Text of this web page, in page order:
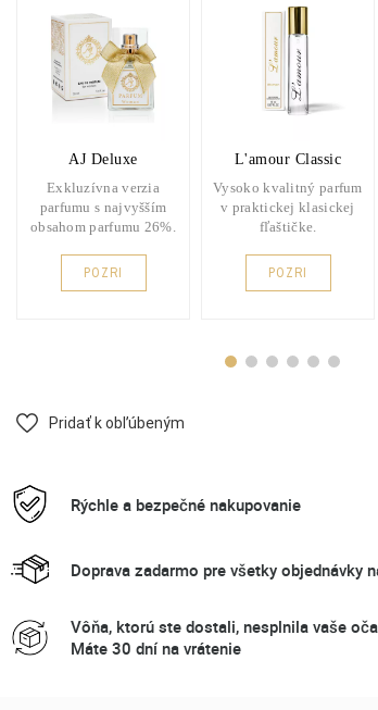
AJ Deluxe
Exkluzívna verzia
parfumu s najvyšším
obsahom parfumu 26%.
POZRI
L'amour Classic
Vysoko kvalitný parfum
v praktickej klasickej
fľaštičke.
POZRI
Pridať k obľúbeným
Rýchle a bezpečné nakupovanie
Doprava zadarmo pre všetky objednávky
Vôňa, ktorú ste dostali, nesplnila vaše
Máte 30 dní na vrátenie